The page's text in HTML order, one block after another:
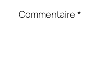
Commentaire*